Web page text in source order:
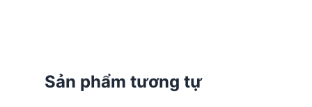
Sản phẩm tương tự